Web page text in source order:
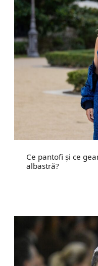
Ce pantofi și ce
albastră?